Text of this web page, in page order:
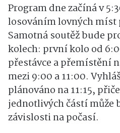
Program dne začíná v
losováním lovných míst
Samotná soutěž bude
kolech: první kolo od
přestávce a přemístění
mezi 9:00 a 11:00.
plánováno na 11:15,
jednotlivých částí může
závislosti na počasí.